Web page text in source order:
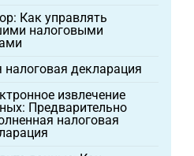
Как управлять
налоговыми
menu
декларация
menu
извлечение
Предварительно
налоговая
menu